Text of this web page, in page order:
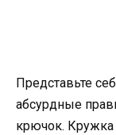
Представьте
абсурдные
крючок. Кружка